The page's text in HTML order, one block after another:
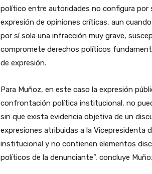
político entre autoridades no configura por
expresión de opiniones críticas, aun
por sí sola una infracción muy grave,
compromete derechos políticos
de expresión.
Para Muñoz, en este caso la expresión
confrontación política institucional, no
sin que exista evidencia objetiva de un
expresiones atribuidas a la Vicepresidenta
institucional y no contienen elementos
políticos de la denunciante”, concluye